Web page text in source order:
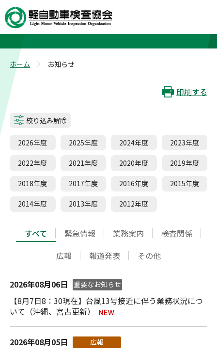
お知らせ
ホーム お知らせ
印刷する
絞り込み解除
2026年度 2025年度 2024年度 2023年度
2022年度 2021年度 2020年度 2019年度
2018年度 2017年度 2016年度 2015年度
2014年度 2013年度 2012年度
すべて 緊急情報 業務案内
検査関係
広報
報道発表 その他
2026年08月06日 重要なお知らせ
【8月7日8：30現在】台風13号接近に伴う業務状況につ
いて（沖縄、宮古更新）
2026年08月05日 広報